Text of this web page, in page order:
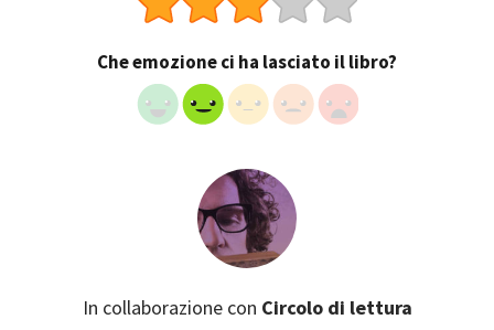
Che emozione ci ha lasciato il libro?
In collaborazione con Circolo di lettura